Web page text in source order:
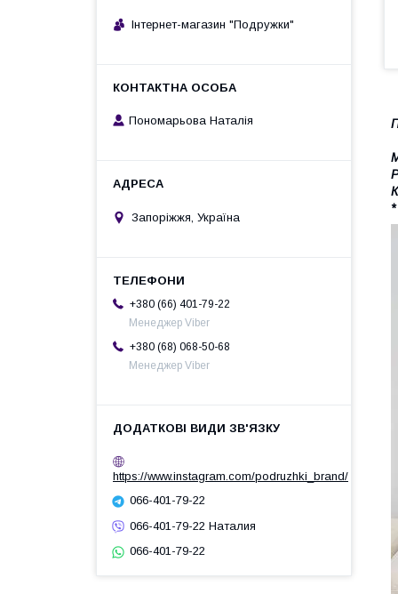
Інтернет-магазин "Подружки"
Пономарьова Наталія
Запоріжжя, Україна
+380 (66) 401-79-22
Менеджер Viber
+380 (68) 068-50-68
Менеджер Viber
https://www.instagram.com/podruzhki_brand/
066-401-79-22
066-401-79-22 Наталия
066-401-79-22